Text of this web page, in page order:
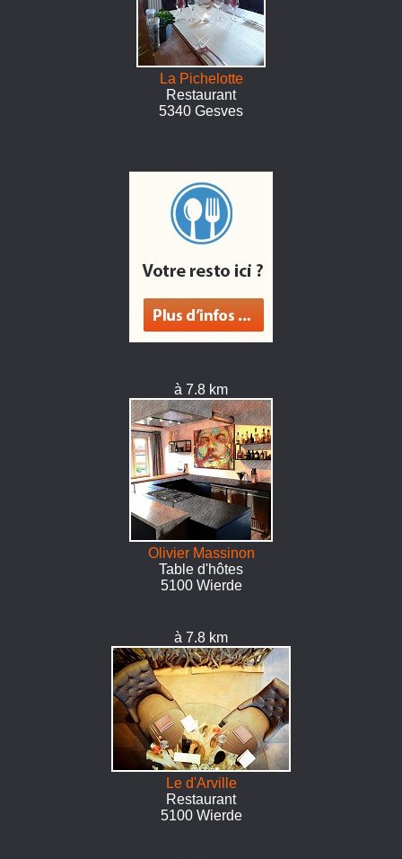
La Pichelotte
Restaurant
5340 Gesves
à 7.8 km
Olivier Massinon
Table d'hôtes
5100 Wierde
à 7.8 km
Le d'Arville
Restaurant
5100 Wierde